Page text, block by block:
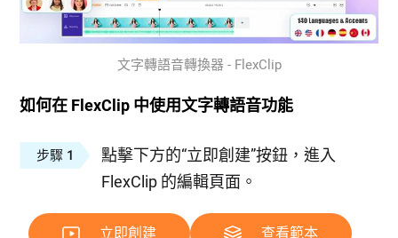
文字轉語音轉換器 - FlexClip
如何在 FlexClip 中使用文字轉語音功能
步驟 1
點擊下方的“立即創建”按鈕，進入
FlexClip 的編輯頁面。
立即創建 查看範本